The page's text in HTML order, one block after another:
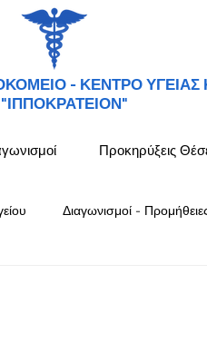
- ΚΕΝΤΡΟ ΥΓΕΙΑΣ
"ΙΠΠΟΚΡΑΤΕΙΟΝ"
Προκηρύξεις
Διαγωνισμοί -